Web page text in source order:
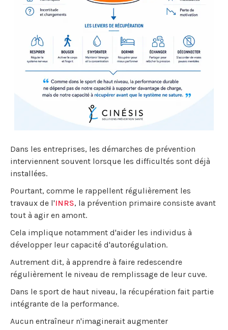
Dans les entreprises, les démarches de prévention
interviennent souvent lorsque les difficultés sont déjà
installées.
Pourtant, comme le rappellent régulièrement les
travaux de l'INRS, la prévention primaire consiste avant
tout à agir en amont.
Cela implique notamment d'aider les individus à
développer leur capacité d'autorégulation.
Autrement dit, à apprendre à faire redescendre
régulièrement le niveau de remplissage de leur cuve.
Dans le sport de haut niveau, la récupération fait partie
intégrante de la performance.
Aucun entraîneur n'imaginerait augmenter